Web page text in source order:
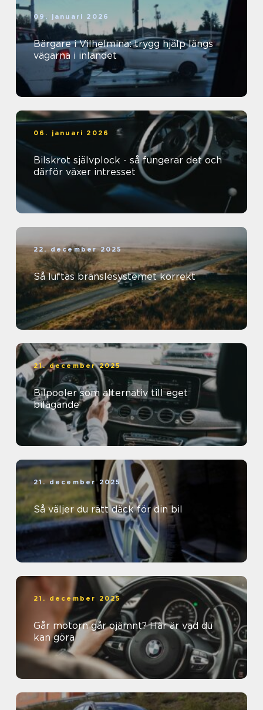
09. januari 2026
Bärgare i Vilhelmina: trygg hjälp längs
vägarna i inlandet
06. januari 2026
Bilskrot självplock - så fungerar det och
därför växer intresset
22. december 2025
Så luftas bränslesystemet korrekt
21. december 2025
Bilpooler som alternativ till eget
bilägande
21. december 2025
Så väljer du rätt däck för din bil
21. december 2025
Går motorn går ojämnt? Här är vad du
kan göra